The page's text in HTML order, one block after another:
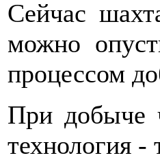
Сейчас
можно
процессом
При добыче
технология -